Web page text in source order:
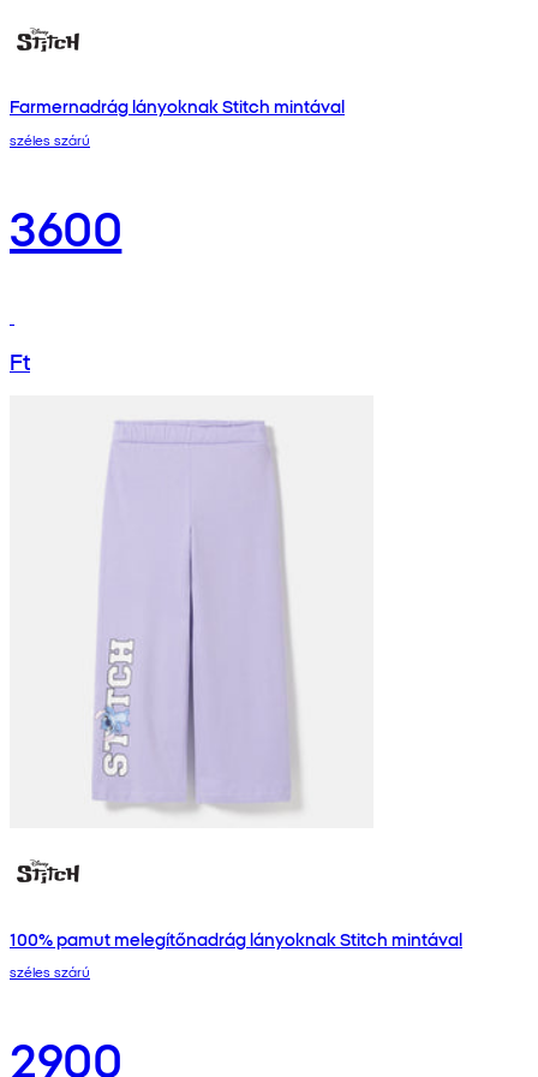
Farmernadrág lányoknak Stitch mintával
széles szárú
3600
Ft
100% pamut melegítőnadrág lányoknak Stitch mintával
széles szárú
2900